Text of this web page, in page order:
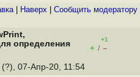
| Наверх Cообщить модератору
определения
+1
+ / –
(?), 07-Апр-20, 11:54